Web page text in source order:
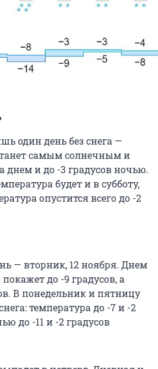
один день без снега —
самым солнечным и
днем и до -3 градусов ночью.
будет и в субботу,
опустится всего до -2
— вторник, 12 ноября. Днем
до -9 градусов, а
В понедельник и пятницу
температура до -7 и -2
до -11 и -2 градусов